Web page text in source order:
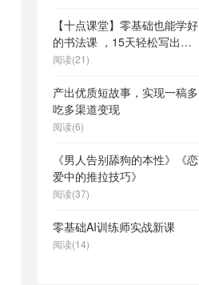
【十点课堂】零基础也能学好
的书法课 ，15天轻松写出漂
亮人生
阅读(21)
产出优质短故事，实现一稿多
吃多渠道变现
阅读(6)
《男人告别舔狗的本性》《恋
爱中的推拉技巧》
阅读(37)
零基础AI训练师实战新课
阅读(14)